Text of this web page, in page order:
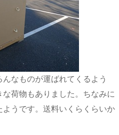
なものが運ばれてくるよう
荷物もありました。ちなみに
うです。送料いくらくらいか